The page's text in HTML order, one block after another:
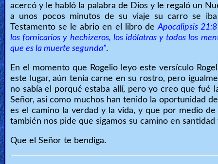
acercó y le habló la palabra de Dios y le regaló un
a unos pocos minutos de su viaje su carro se
Testamento se le abrio en el libro de Apocalipsis
los fornicarios y hechizeros, los idólatras y todos los
que es la muerte segunda".
En el momento que Rogelio leyo este versículo
este lugar, aún tenía carne en su rostro, pero
no sabía el porqué estaba allí, pero yo creo que fué
Señor, asi como muchos han tenido la oportunidad
es el camino la verdad y la vida, y que por medio
también nos pide que sigamos su camino en santidad
Que el Señor te bendiga.